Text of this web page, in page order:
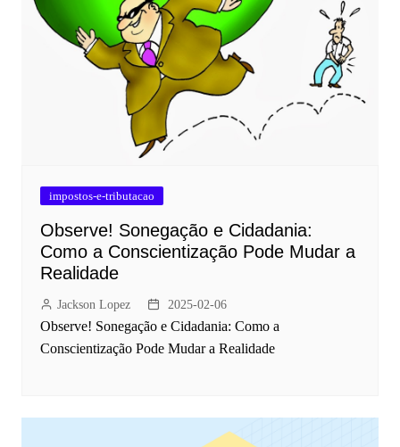
impostos-e-tributacao
Observe! Sonegação e Cidadania:
Como a Conscientização Pode Mudar a
Realidade
Jackson Lopez 2025-02-06
Observe! Sonegação e Cidadania: Como a
Conscientização Pode Mudar a Realidade